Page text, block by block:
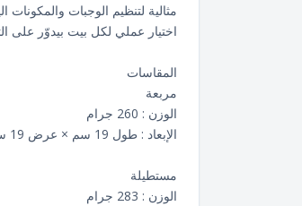
مثالية لتنظيم الوجبات والمكونات
اختيار عملي لكل بيت بيدوّر على
المقاسات
مربعة
الوزن : 260 جرام
الإبعاد : طول 19 سم × عرض 19 سم × الأرتفاع 10 سم
مستطيلة
الوزن : 283 جرام